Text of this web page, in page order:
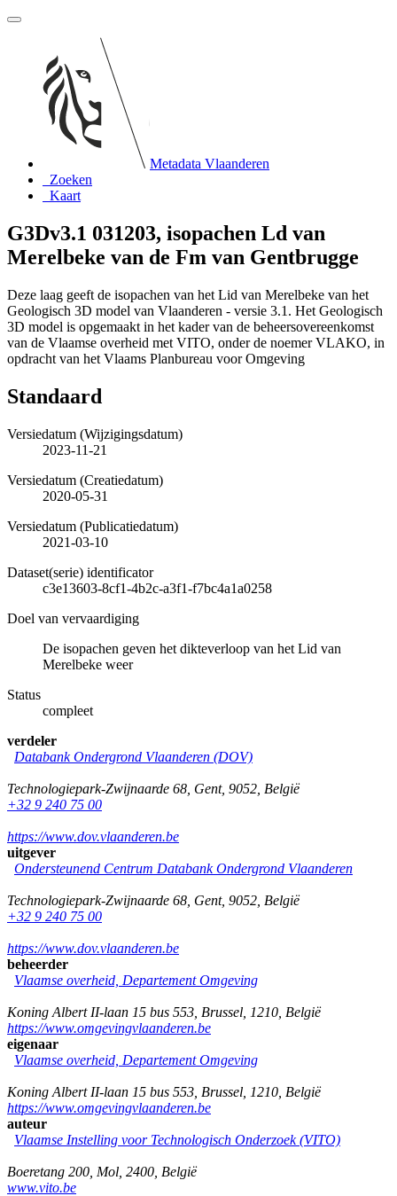
Metadata Vlaanderen
Zoeken
Kaart
G3Dv3.1 031203, isopachen Ld van
Merelbeke van de Fm van Gentbrugge
Deze laag geeft de isopachen van het Lid van Merelbeke van het
Geologisch 3D model van Vlaanderen - versie 3.1. Het Geologisch
3D model is opgemaakt in het kader van de beheersovereenkomst
van de Vlaamse overheid met VITO, onder de noemer VLAKO, in
opdracht van het Vlaams Planbureau voor Omgeving
Standaard
Versiedatum (Wijzigingsdatum)
2023-11-21
Versiedatum (Creatiedatum)
2020-05-31
Versiedatum (Publicatiedatum)
2021-03-10
Dataset(serie) identificator
c3e13603-8cf1-4b2c-a3f1-f7bc4a1a0258
Doel van vervaardiging
De isopachen geven het dikteverloop van het Lid van
Merelbeke weer
Status
compleet
verdeler
Databank Ondergrond Vlaanderen (DOV)
Technologiepark-Zwijnaarde 68 Gent, 9052 België
+32 9 240 75 00
https://www.dov.vlaanderen.be
uitgever
Ondersteunend Centrum Databank Ondergrond Vlaanderen
Technologiepark-Zwijnaarde 68 Gent, 9052 België
+32 9 240 75 00
https://www.dov.vlaanderen.be
beheerder
Vlaamse overheid, Departement Omgeving
Koning Albert II-laan 15 bus 553 Brussel 1210 België
https://www.omgevingvlaanderen.be
eigenaar
Vlaamse overheid, Departement Omgeving
Koning Albert II-laan 15 bus 553 Brussel 1210 België
https://www.omgevingvlaanderen.be
auteur
Vlaamse Instelling voor Technologisch Onderzoek (VITO)
Boeretang 200 Mol 2400 België
www.vito.be